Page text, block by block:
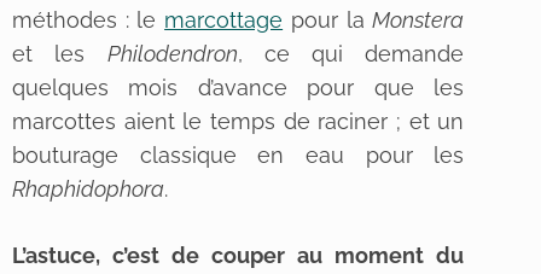
méthodes : le marcottage pour laMonstera
et les Philodendron, ce qui demande
quelques mois d’avance pour que les
marcottes aient le temps de raciner ; et un
bouturage classique en eau pour les
Rhaphidophora.
L’astuce, c’est de couper au moment du